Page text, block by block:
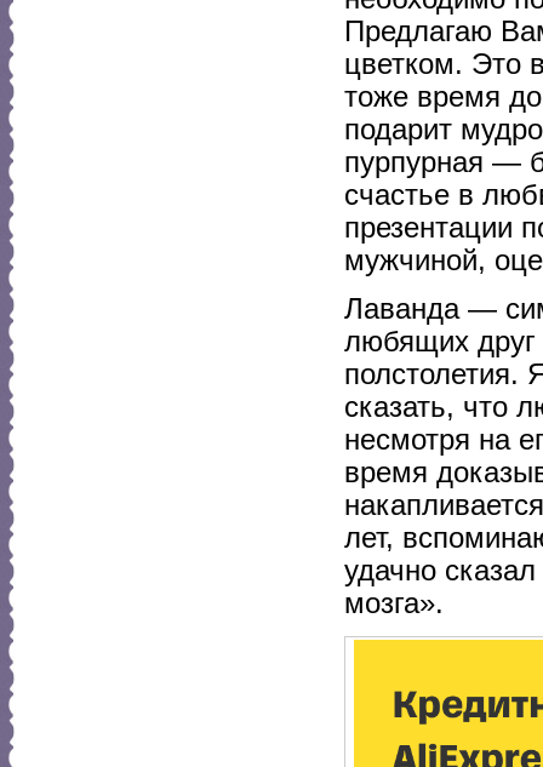
Предлагаю
цветком. Это
тоже время
подарит
пурпурная —
счастье в
презентации
мужчиной,
Лаванда —
любящих друг
полстолетия.
сказать, что
несмотря на
время
лет,
удачно
мозга».